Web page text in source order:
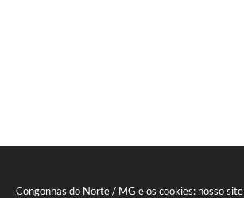
Congonhas do Norte / MG e os cookies: nosso site